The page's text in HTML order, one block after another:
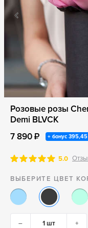
Розовые розы
Demi BLVCK
7 890 ₽
+ бонус
5.0
ВЫБЕРИТЕ ЦВЕТ
– +